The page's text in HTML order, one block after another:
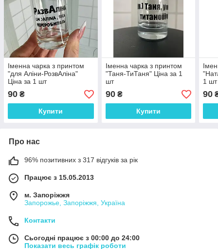
Іменна чарка з принтом
"для Аліни-РозвАліна"
Ціна за 1 шт
90 ₴
Купити
Іменна чарка з принтом
"Таня-ТиТаня" Ціна за 1
шт
90₴
Купити
1 шт
90
Про нас
96% позитивних з 317 відгуків за рік
Працює з 15.05.2013
м. Запоріжжя
Запорожье, Запоріжжя, Україна
Контакти
Сьогодні працює з 00:00 до 24:00
Показати весь графік роботи